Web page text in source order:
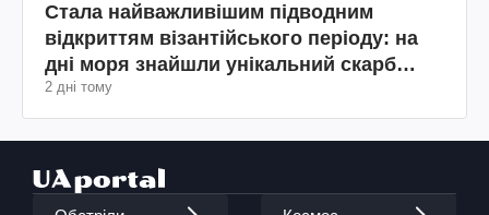
Стала найважливішим підводним
відкриттям візантійського періоду: на
дні моря знайшли унікальний скарб
(фото)
2 дні тому